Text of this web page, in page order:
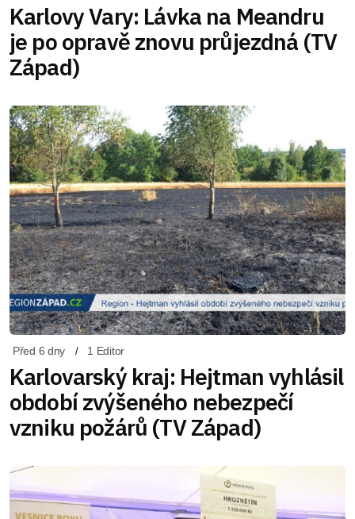
Karlovy Vary: Lávka na Meandru
je po opravě znovu průjezdná (TV
Západ)
Před 6 dny 1 Editor
Karlovarský kraj: Hejtman vyhlásil
období zvýšeného nebezpečí
vzniku požárů (TV Západ)